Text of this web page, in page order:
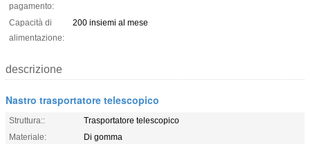
pagamento:
Capacità di
alimentazione:
200 insiemi al mese
descrizione
Nastro trasportatore telescopico
Struttura::
Trasportatore telescopico
Materiale:
Di gomma